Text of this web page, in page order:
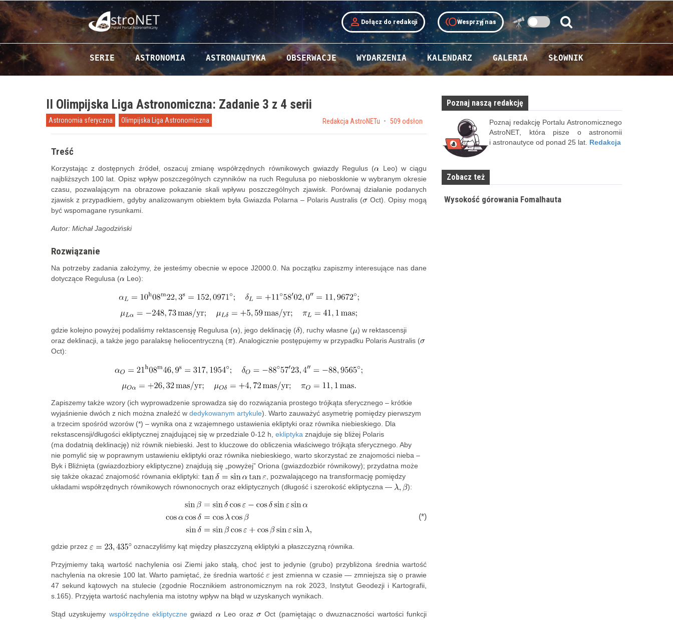
person Dołącz do redakcji tollWesprzyj nas
Szukaj:
Szukaj
Przejdź do zawartości
SERIE ASTRONOMIA ASTRONAUTYKA OBSERWACJE WYDARZENIA KALENDARZ GALERIA SŁOWNIK
II Olimpijska Liga Astronomiczna: Zadanie 3 z 4 serii
Astronomia sferyczna Olimpijska Liga Astronomiczna Posted on
by
Redakcja AstroNETu 509 odsłon
Treść
Korzystając z dostępnych źródeł, oszacuj zmianę współrzędnych równikowych gwiazdy Regulus (
Leo) w ciągu
najbliższych 100 lat. Opisz wpływ poszczególnych czynników na ruch Regulusa po nieboskłonie w wybranym okresie
czasu, pozwalającym na obrazowe pokazanie skali wpływu poszczególnych zjawisk. Porównaj działanie podanych
zjawisk z przypadkiem, gdyby analizowanym obiektem była Gwiazda Polarna – Polaris Australis (
Oct). Opisy mogą
być wspomagane rysunkami.
Autor: Michał Jagodziński
Rozwiązanie
Na potrzeby zadania założymy, że jesteśmy obecnie w epoce J2000.0. Na początku zapiszmy interesujące nas dane
dotyczące Regulusa (
Leo):
gdzie kolejno powyżej podaliśmy rektascensję Regulusa ( ), jego deklinację ( ), ruchy własne (
) w rektascensji
oraz deklinacji, a także jego paralaksę heliocentryczną (
). Analogicznie postępujemy w przypadku Polaris Australis (
Oct):
Zapiszemy także wzory (ich wyprowadzenie sprowadza się do rozwiązania prostego trójkąta sferycznego – krótkie
wyjaśnienie dwóch z nich można znaleźć w dedykowanym artykule). Warto zauważyć asymetrię pomiędzy pierwszym
a trzecim spośród wzorów (*) – wynika ona z wzajemnego ustawienia ekliptyki oraz równika niebieskiego. Dla
rekstascensji/długości ekliptycznej znajdującej się w przedziale 0-12 h, ekliptyka znajduje się bliżej Polaris
(ma dodatnią deklinację) niż równik niebieski. Jest to kluczowe do obliczenia właściwego trójkąta sferycznego. Aby
nie pomylić się w poprawnym ustawieniu ekliptyki oraz równika niebieskiego, warto skorzystać ze znajomości nieba –
Byk i Bliźnięta (gwiazdozbiory ekliptyczne) znajdują się „powyżej” Oriona (gwiazdozbiór równikowy); przydatna może
się także okazać znajomość równania ekliptyki:
, pozwalającego na transformację pomiędzy
układami współrzędnych równikowych równonocnych oraz ekliptycznych (długość i szerokość ekliptyczna —
):
(*)
gdzie przez oznaczyliśmy kąt między płaszczyzną ekliptyki a płaszczyzną równika.
Przyjmiemy taką wartość nachylenia osi Ziemi jako stałą, choć jest to jedynie (grubo) przybliżona średnia wartość
nachylenia na okresie 100 lat. Warto pamiętać, że średnia wartość
jest zmienna w czasie — zmniejsza się o prawie
47 sekund kątowych na stulecie (zgodnie Rocznikiem astronomicznym na rok 2023, Instytut Geodezji i Kartografii,
s.165). Przyjęta wartość nachylenia ma istotny wpływ na błąd w uzyskanych wynikach.
Stąd uzyskujemy współrzędne ekliptyczne gwiazd Leo oraz
Oct (pamiętając o dwuznaczności wartości funkcji
Poznaj naszą redakcję
Poznaj redakcję Portalu Astronomicznego
AstroNET, która pisze o astronomii
i astronautyce od ponad 25 lat. Redakcja
Zobacz też
Wysokość górowania Fomalhauta